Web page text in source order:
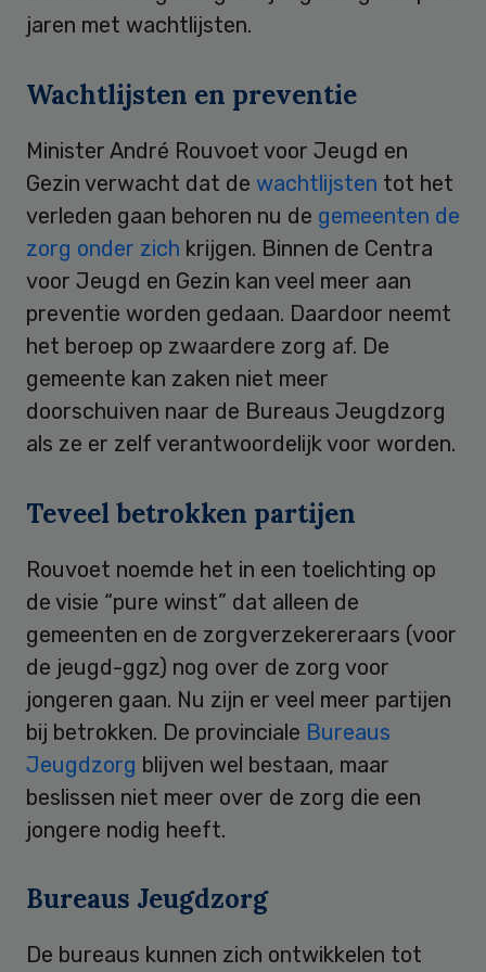
jaren met wachtlijsten.
Wachtlijsten en preventie
Minister André Rouvoet voor Jeugd en
Gezin verwacht dat de wachtlijsten tot het
verleden gaan behoren nu de gemeenten de
zorg onder zich krijgen. Binnen de Centra
voor Jeugd en Gezin kan veel meer aan
preventie worden gedaan. Daardoor neemt
het beroep op zwaardere zorg af. De
gemeente kan zaken niet meer
doorschuiven naar de Bureaus Jeugdzorg
als ze er zelf verantwoordelijk voor worden.
Teveel betrokken partijen
Rouvoet noemde het in een toelichting op
de visie “pure winst” dat alleen de
gemeenten en de zorgverzekereraars (voor
de jeugd-ggz) nog over de zorg voor
jongeren gaan. Nu zijn er veel meer partijen
bij betrokken. De provinciale Bureaus
Jeugdzorg blijven wel bestaan, maar
beslissen niet meer over de zorg die een
jongere nodig heeft.
Bureaus Jeugdzorg
De bureaus kunnen zich ontwikkelen tot